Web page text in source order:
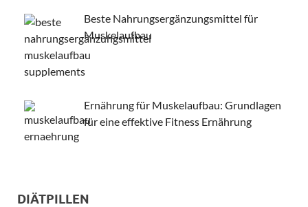
Beste Nahrungsergänzungsmittel für
Muskelaufbau
Ernährung für Muskelaufbau: Grundlagen
für eine effektive Fitness Ernährung
DIÄTPILLEN